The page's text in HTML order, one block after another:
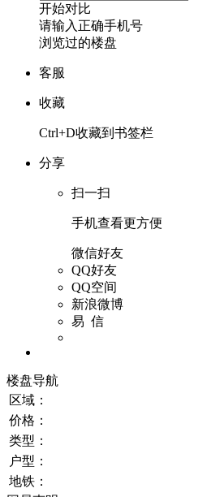
开始对比
请输入正确手机号
浏览过的楼盘
客服
收藏
Ctrl+D收藏到书签栏
分享
扫一扫
手机查看更方便
微信好友
QQ好友
QQ空间
新浪微博
易 信
楼盘导航
区域：
价格：
类型：
户型：
地铁：